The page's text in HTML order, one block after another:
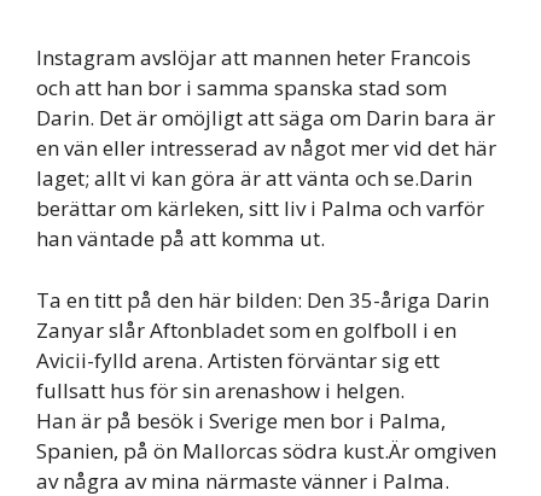
Instagram avslöjar att mannen heter Francois
och att han bor i samma spanska stad som
Darin. Det är omöjligt att säga om Darin bara är
en vän eller intresserad av något mer vid det här
laget; allt vi kan göra är att vänta och se.Darin
berättar om kärleken, sitt liv i Palma och varför
han väntade på att komma ut.
Ta en titt på den här bilden: Den 35-åriga Darin
Zanyar slår Aftonbladet som en golfboll i en
Avicii-fylld arena. Artisten förväntar sig ett
fullsatt hus för sin arenashow i helgen.
Han är på besök i Sverige men bor i Palma,
Spanien, på ön Mallorcas södra kust.Är omgiven
av några av mina närmaste vänner i Palma.